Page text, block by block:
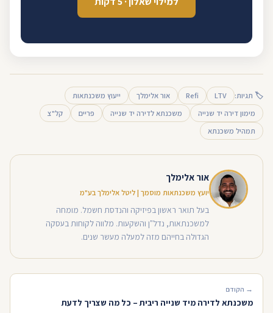
🏷 תגיות: LTV
Refi אור אלימלך
ייעוץ משכנתאות
מימון דירה יד שנייה
משכנתא לדירה יד שנייה פריים
קל"צ
תמהיל משכנתא
אור אלימלך
יועץ משכנתאות מוסמך | ליטל אלימלך בע"מ
בעל תואר ראשון בפיזיקה והנדסת חשמל. מומחה
למשכנתאות, נדל"ן והשקעות. מלווה לקוחות בעסקה
הגדולה בחייהם מזה למעלה מעשר שנים.
→ הקודם
משכנתא לדירה מיד שנייה ריבית – כל מה שצריך לדעת